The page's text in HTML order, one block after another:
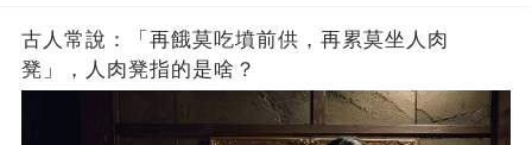
古人常說：「再餓莫吃墳前供，再累莫坐人肉
凳」，人肉凳指的是啥？